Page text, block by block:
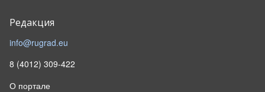
Редакция
info@rugrad.eu
8 (4012) 309-422
О портале